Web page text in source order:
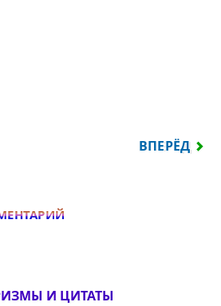
НЕЛЬЗЯ СМЯГЧИТЬВПЕРЁД
И ЦИТАТЫ